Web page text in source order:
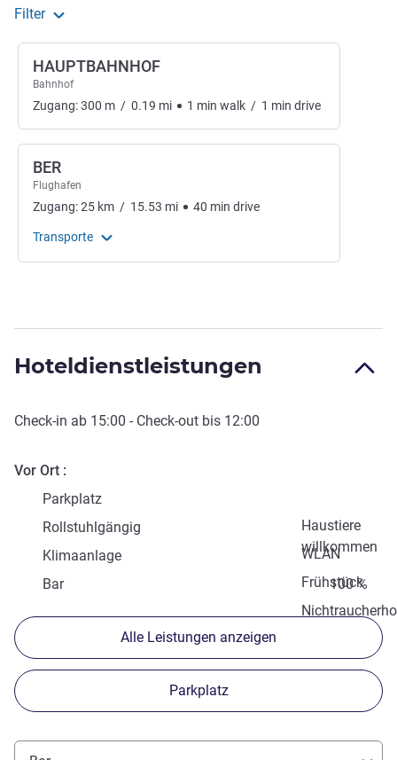
Filter
HAUPTBAHNHOF
Bahnhof
Zugang:300 m / 0.19 mi 1 min walk / 1 min drive
BER
Flughafen
Zugang:25 km / 15.53 mi 40 min drive
Transporte
Hoteldienstleistungen
Check-in ab 15:00 - Check-out bis 12:00
Vor Ort
Parkplatz
Haustiere
willkommen
Rollstuhlgängig
WLAN
Klimaanlage
Frühstück
Bar
100 %
Alle Leistungen anzeigen
Parkplatz